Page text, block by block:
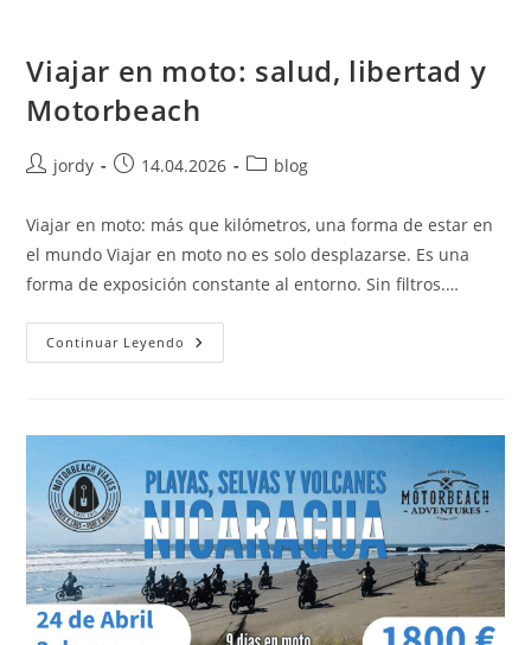
Viajar en moto: salud, libertad y
Motorbeach
Autor
la
entrada:
jordy
Publicación
la
14.04.2026
Categoría
la
entrada:
blog
Viajar en moto: más que kilómetros, una forma de estar en
el mundo Viajar en moto no es solo desplazarse. Es una
forma de exposición constante al entorno. Sin filtros.…
Continuar Leyendo Viajar
En
Motorbeach